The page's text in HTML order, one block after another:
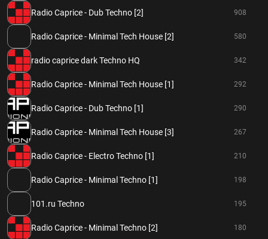
Radio Caprice - Dub Techno [2] 908
Radio Caprice - Minimal Tech House [2] 580
radio caprice dark Techno HQ 342
Radio Caprice - Minimal Tech House [1] 292
Radio Caprice - Dub Techno [1] 290
Radio Caprice - Minimal Tech House [3] 267
Radio Caprice - Electro Techno [1] 210
Radio Caprice - Minimal Techno [1] 198
101.ru Techno 195
Radio Caprice - Minimal Techno [2] 180